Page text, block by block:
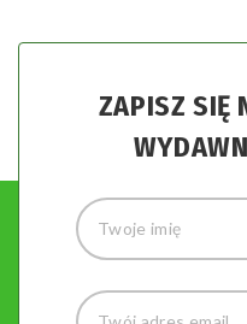
ZAPISZ SIĘ